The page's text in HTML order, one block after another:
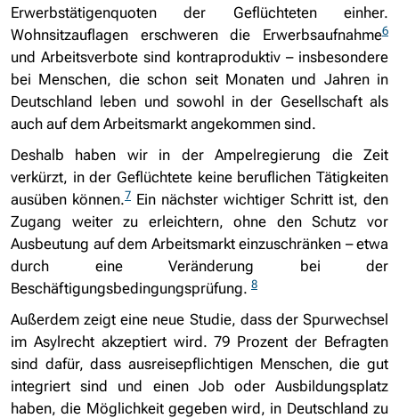
Erwerbstätigenquoten der Geflüchteten einher.
Wohnsitzauflagen erschweren die Erwerbsaufnahme6
und Arbeitsverbote sind kontraproduktiv – insbesondere
bei Menschen, die schon seit Monaten und Jahren in
Deutschland leben und sowohl in der Gesellschaft als
auch auf dem Arbeitsmarkt angekommen sind.
Deshalb haben wir in der Ampelregierung die Zeit
verkürzt, in der Geflüchtete keine beruflichen Tätigkeiten
ausüben können.7 Ein nächster wichtiger Schritt ist, den
Zugang weiter zu erleichtern, ohne den Schutz vor
Ausbeutung auf dem Arbeitsmarkt einzuschränken – etwa
durch eine Veränderung bei der
Beschäftigungsbedingungsprüfung. 8
Außerdem zeigt eine neue Studie, dass der Spurwechsel
im Asylrecht akzeptiert wird. 79 Prozent der Befragten
sind dafür, dass ausreisepflichtigen Menschen, die gut
integriert sind und einen Job oder Ausbildungsplatz
haben, die Möglichkeit gegeben wird, in Deutschland zu